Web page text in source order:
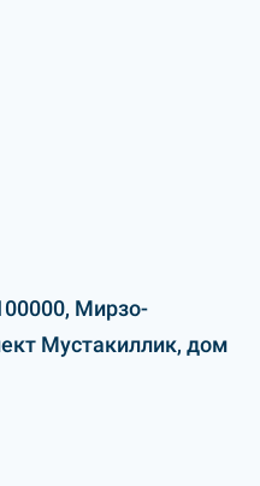
Мирзо-
Мустакиллик, дом